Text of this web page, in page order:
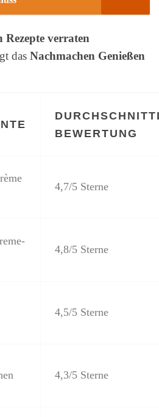
Rezepte verraten
das Nachmachen Genießen
BEWERTUNG
4,7/5 Sterne
4,8/5 Sterne
4,5/5 Sterne
4,3/5 Sterne